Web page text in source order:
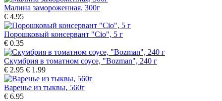
Малина замороженная, 300г
€ 4.95
Порошковый консервант "Cio", 5 г
€ 0.35
Скумбрия в томатном соусе, "Bozman", 240 г
€ 2.95 € 1.99
Варенье из тыквы, 560г
€ 6.95